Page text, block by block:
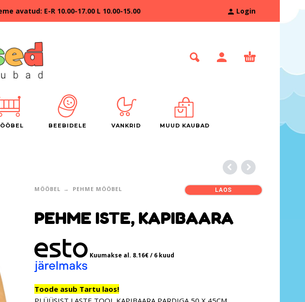
E-R 10.00-17.00 L 10.00-15.00 Login
BEEBIDELE VANKRID MUUD KAUBAD
MÖÖBEL PEHME MÖÖBEL LAOS
PEHME ISTE, KAPIBAARA
Kuumakse al. 8.16€/ 6 kuud
Toode asub Tartu laos!